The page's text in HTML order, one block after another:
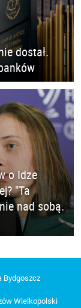
dostał.
o Idze
"Ta
nad sobą.
Bydgoszcz
Wielkopolski